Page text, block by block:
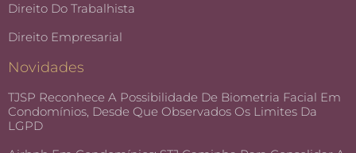
Direito Do Trabalhista
Direito Empresarial
Novidades
TJSP Reconhece A Possibilidade De Biometria Facial Em
Condomínios, Desde Que Observados Os Limites Da
LGPD